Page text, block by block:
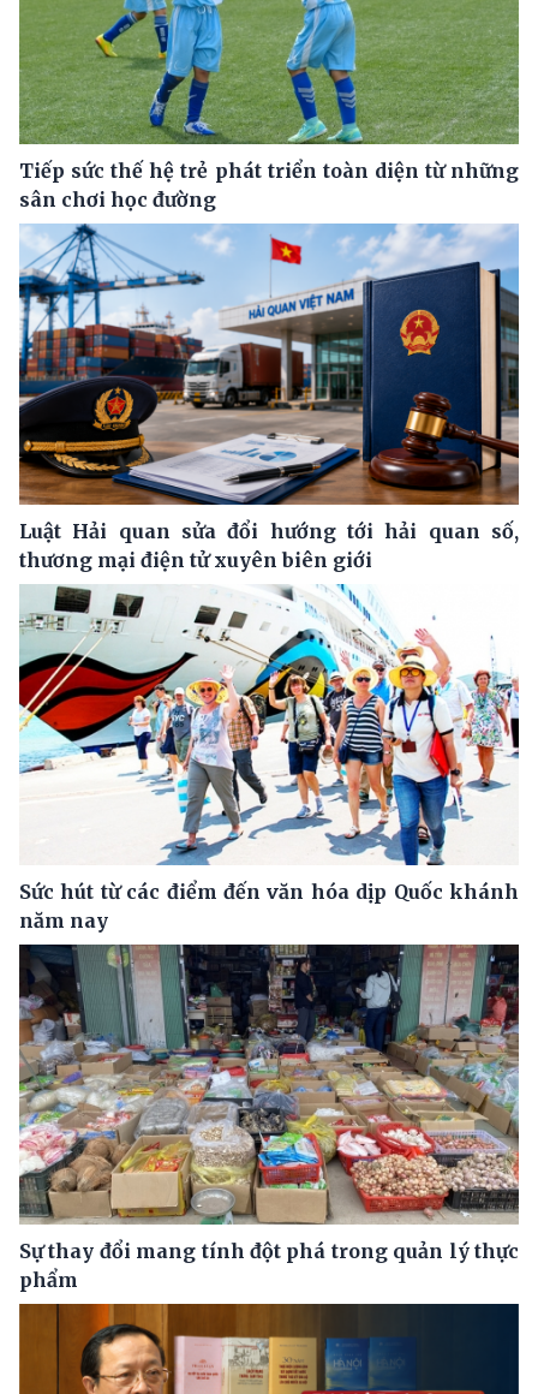
Tiếp sức thế hệ trẻ phát triển toàn diện từ những
sân chơi học đường
Luật Hải quan sửa đổi hướng tới hải quan số,
thương mại điện tử xuyên biên giới
Sức hút từ các điểm đến văn hóa dịp Quốc khánh
năm nay
Sự thay đổi mang tính đột phá trong quản lý thực
phẩm